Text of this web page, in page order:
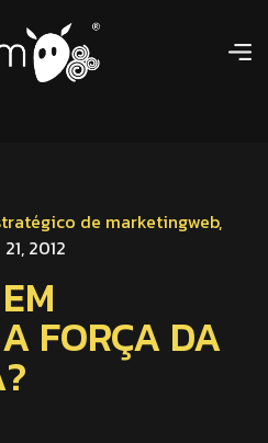
de marketingweb,
2012
FORÇA DA